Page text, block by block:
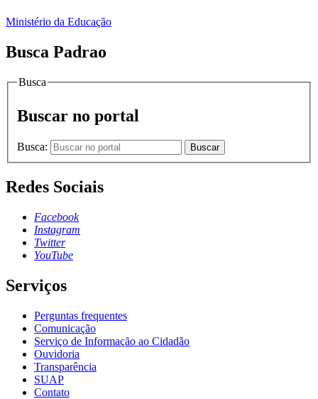
Ministério da Educação
Busca Padrao
Busca
Buscar no portal
Busca: Buscar
Redes Sociais
Facebook
Instagram
Twitter
YouTube
Serviços
Perguntas frequentes
Comunicação
Serviço de Informação ao Cidadão
Ouvidoria
Transparência
SUAP
Contato